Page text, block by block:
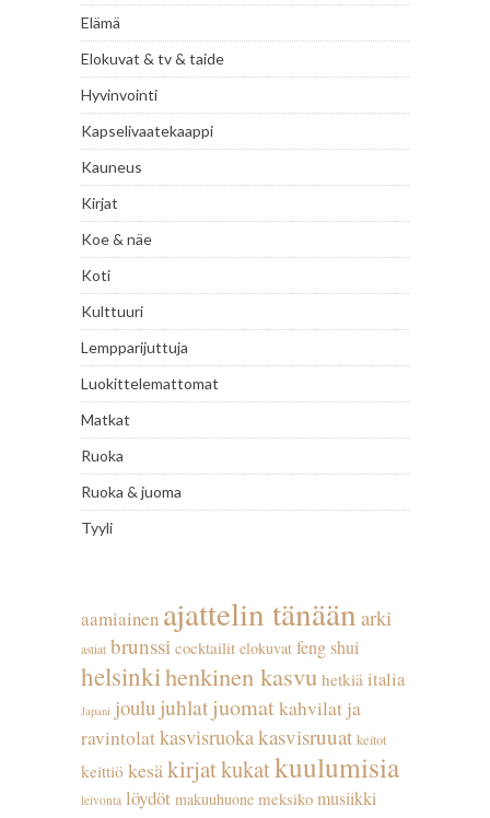
Elämä
Elokuvat & tv & taide
Hyvinvointi
Kapselivaatekaappi
Kauneus
Kirjat
Koe & näe
Koti
Kulttuuri
Lempparijuttuja
Luokittelemattomat
Matkat
Ruoka
Ruoka & juoma
Tyyli
aamiainen ajattelin tänään arki
astiat brunssi cocktailit elokuvat feng shui
helsinkihenkinen kasvu hetkiä italia
Japani joulu juhlatjuomatkahvilat ja
ravintolatkasvisruokakasvisruuat keitot
keittiö kesä kirjatkukatkuulumisia
leivonta löydöt makuuhuone meksiko musiikki